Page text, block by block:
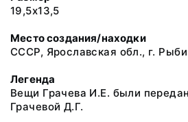
19,5х13,5
Место создания/находки
СССР, Ярославская обл., г.
Легенда
Вещи Грачева И.Е. были
Грачевой Д.Г.